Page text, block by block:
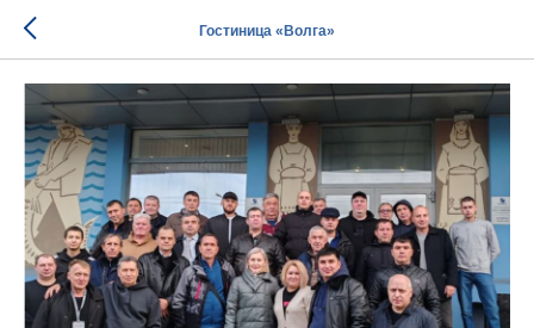
Гостиница «Волга»